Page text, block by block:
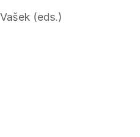
(eds.)